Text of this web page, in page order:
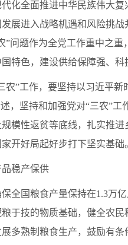
化全面推进中华民族伟大
展进入战略机遇和风险挑
”问题作为全党工作重中之
特色，建设供给保障强、
农”工作，要坚持以习近平
，坚持和加强党对“三农”
模性返贫等底线，扎实推
开好局起好步打下坚实基础
稳产保供
保全国粮食产量保持在1.3
于技的物质基础，健全农
多熟制粮食生产，鼓励有